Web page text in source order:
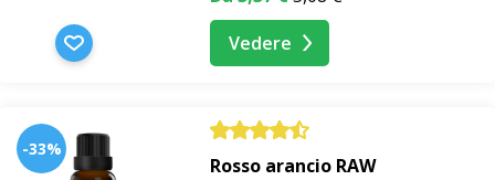
Vedere
-33%
Rosso arancio RAW